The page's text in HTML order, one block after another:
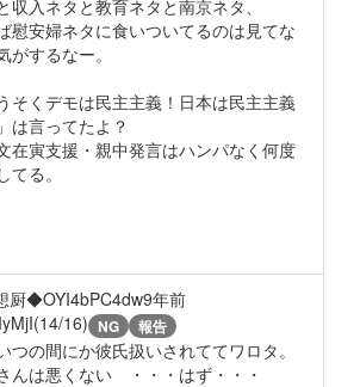
収入ネタと教育ネタと南京ネタ、
慰安婦ネタに食いついてるのは見てな
がするなー。
そくデモは民主主義！日本は民主主義
は言ってたよ？
在寅支援・親中発言はハンパなく何度
てる。
厨◆OYI4bPC4dw9年前
16) NG 報告
つの間にか彼氏扱いされててワロタ。
は悪くない ・・・はず・・・